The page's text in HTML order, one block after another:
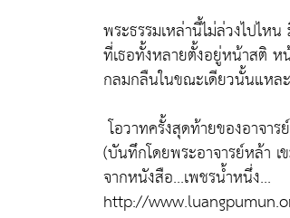
พระธรรมเหล่านี้ไม่ล่วงไปไ
ที่เธอทั้งหลายตั้งอยู่หน้าสติ
กลมกลืนในขณะเดียวนั้นแหล
โอวาทครั้งสุดท้ายของอาจาร
(บันทึกโดยพระอาจารย์หล้า เ
จากหนังสือ...เพชรน้ำหนึ่ง...
http://